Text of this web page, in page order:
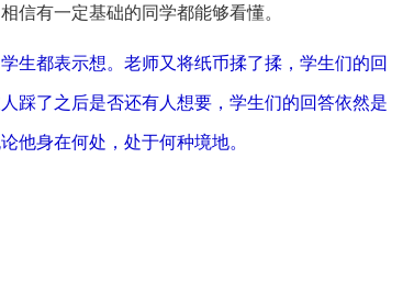
信有一定基础的同学都能够看懂。
生都表示想。老师又将纸币揉了揉，学生们的回
踩了之后是否还有人想要，学生们的回答依然是
他身在何处，处于何种境地。